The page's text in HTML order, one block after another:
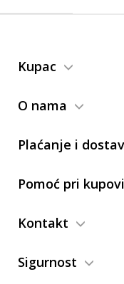
Kupac
O nama
Plaćanje i
Pomoć pri
Kontakt
Sigurnost